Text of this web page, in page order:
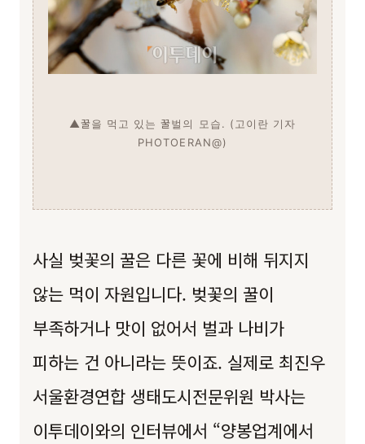
▲꿀을 먹고 있는 꿀벌의 모습. (고이란 기자
PHOTOERAN@)
사실 벚꽃의 꿀은 다른 꽃에 비해 뒤지지
않는 먹이 자원입니다. 벚꽃의 꿀이
부족하거나 맛이 없어서 벌과 나비가
피하는 건 아니라는 뜻이죠. 실제로 최진우
서울환경연합 생태도시전문위원 박사는
이투데이와의 인터뷰에서 “양봉업계에서